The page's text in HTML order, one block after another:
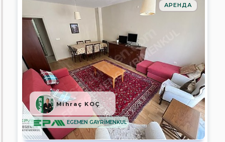
АРЕНДА
EGEMEN GAYRİMENKUL
Mihraç KOÇ